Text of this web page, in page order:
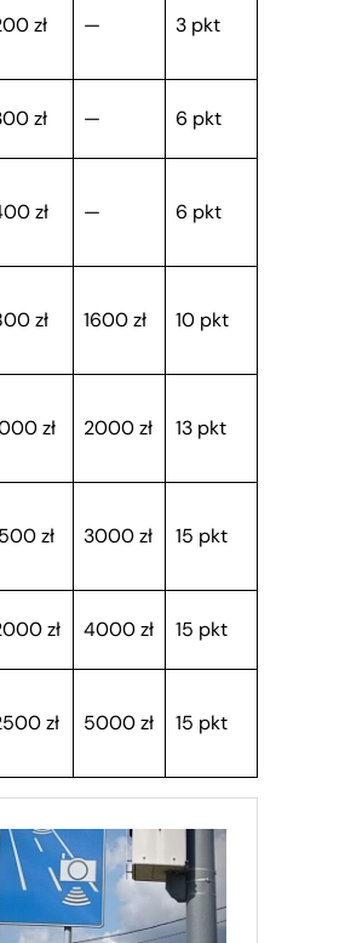
zł — 3 pkt
zł — 6 pkt
zł — 6 pkt
zł 1600 zł 10 pkt
zł 2000 zł 13 pkt
zł 3000 zł 15 pkt
zł 4000 zł 15 pkt
zł 5000 zł 15 pkt